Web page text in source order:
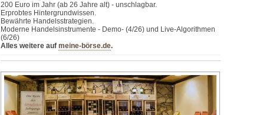
200 Euro im Jahr (ab 26 Jahre alt) - unschlagbar.
Erprobtes Hintergrundwissen.
Bewährte Handelsstrategien.
Moderne Handelsinstrumente - Demo- (4/26) und Live-Algorithmen
(6/26)
Alles weitere aufmeine-börse.de.